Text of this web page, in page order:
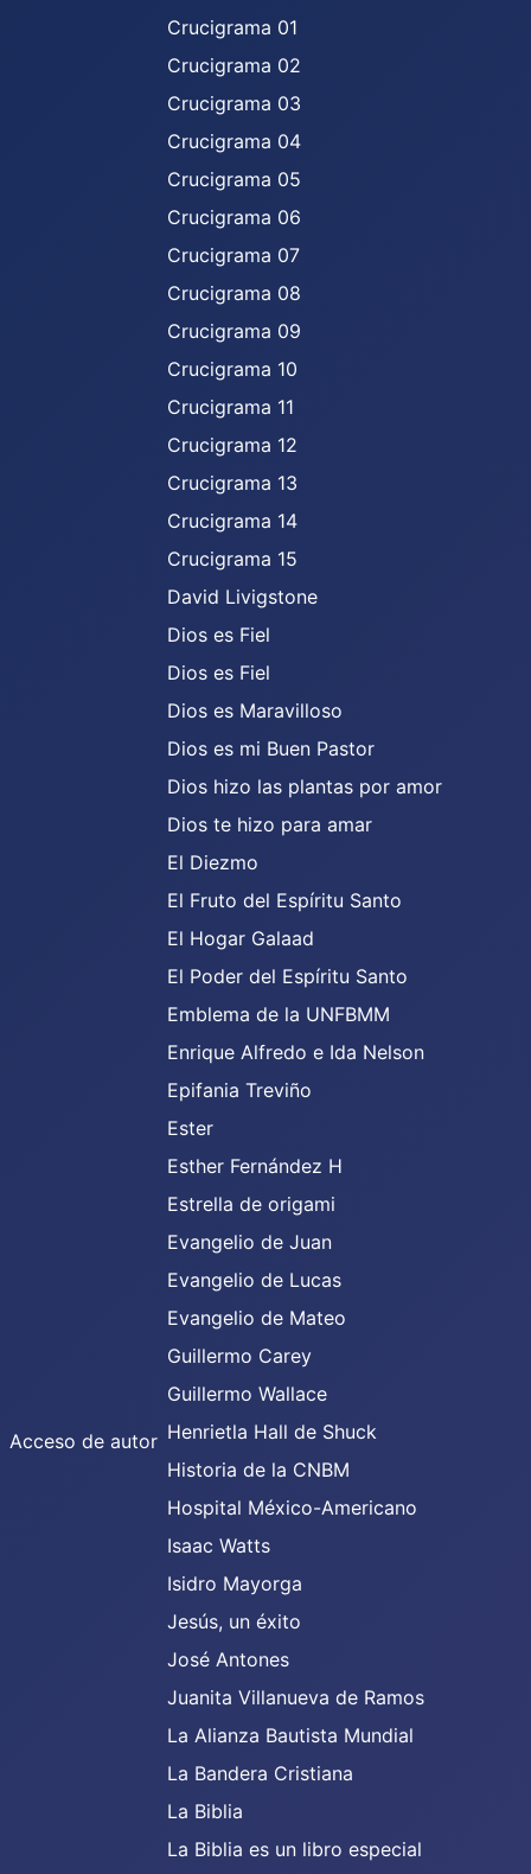
Acceso de autor
Crucigrama 01
Crucigrama 02
Crucigrama 03
Crucigrama 04
Crucigrama 05
Crucigrama 06
Crucigrama 07
Crucigrama 08
Crucigrama 09
Crucigrama 10
Crucigrama 11
Crucigrama 12
Crucigrama 13
Crucigrama 14
Crucigrama 15
David Livigstone
Dios es Fiel
Dios es Fiel
Dios es Maravilloso
Dios es mi Buen Pastor
Dios hizo las plantas por amor
Dios te hizo para amar
El Diezmo
El Fruto del Espíritu Santo
El Hogar Galaad
El Poder del Espíritu Santo
Emblema de la UNFBMM
Enrique Alfredo e Ida Nelson
Epifania Treviño
Ester
Esther Fernández H
Estrella de origami
Evangelio de Juan
Evangelio de Lucas
Evangelio de Mateo
Guillermo Carey
Guillermo Wallace
Henrietla Hall de Shuck
Historia de la CNBM
Hospital México-Americano
Isaac Watts
Isidro Mayorga
Jesús, un éxito
José Antones
Juanita Villanueva de Ramos
La Alianza Bautista Mundial
La Bandera Cristiana
La Biblia
La Biblia es un libro especial